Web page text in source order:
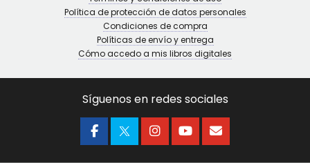
Política de protección de datos personales
Condiciones de compra
Políticas de envío y entrega
Cómo accedo a mis libros digitales
Síguenos en redes sociales